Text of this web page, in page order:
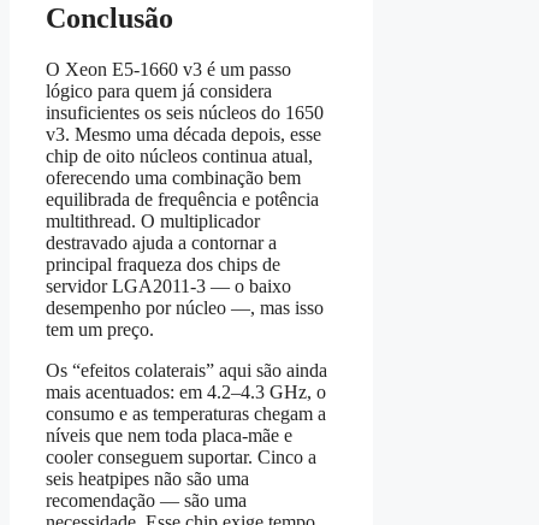
Conclusão
O Xeon E5‑1660 v3 é um passo
lógico para quem já considera
insuficientes os seis núcleos do 1650
v3. Mesmo uma década depois, esse
chip de oito núcleos continua atual,
oferecendo uma combinação bem
equilibrada de frequência e potência
multithread. O multiplicador
destravado ajuda a contornar a
principal fraqueza dos chips de
servidor LGA2011‑3 — o baixo
desempenho por núcleo —, mas isso
tem um preço.
Os “efeitos colaterais” aqui são ainda
mais acentuados: em 4.2–4.3 GHz, o
consumo e as temperaturas chegam a
níveis que nem toda placa-mãe e
cooler conseguem suportar. Cinco a
seis heatpipes não são uma
recomendação — são uma